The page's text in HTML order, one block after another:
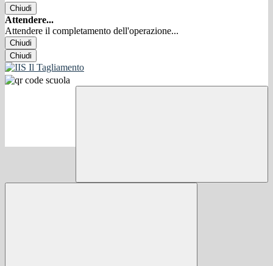
Chiudi
Attendere...
Attendere il completamento dell'operazione...
Chiudi
Chiudi